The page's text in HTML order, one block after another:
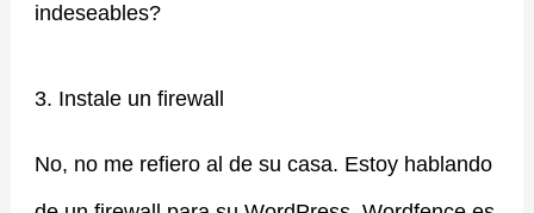
indeseables? ️
3. Instale un firewall
No, no me refiero al de su casa. Estoy hablando